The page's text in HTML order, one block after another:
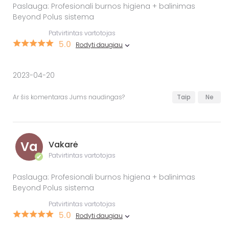
Paslauga: Profesionali burnos higiena + balinimas
Beyond Polus sistema
Patvirtintas vartotojas
5.0 Rodyti daugiau
2023-04-20
Ar šis komentaras Jums naudingas? Taip Ne
Va
✔
Vakarė
Patvirtintas vartotojas
Paslauga: Profesionali burnos higiena + balinimas
Beyond Polus sistema
Patvirtintas vartotojas
5.0 Rodyti daugiau